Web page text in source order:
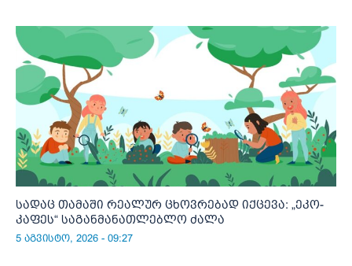
სადაც თამაში რეალურ ცხოვრებად იქცევა: „ეკო-
კაფეს“ საგანმანათლებლო ძალა
5 აგვისტო, 2026 - 09:27